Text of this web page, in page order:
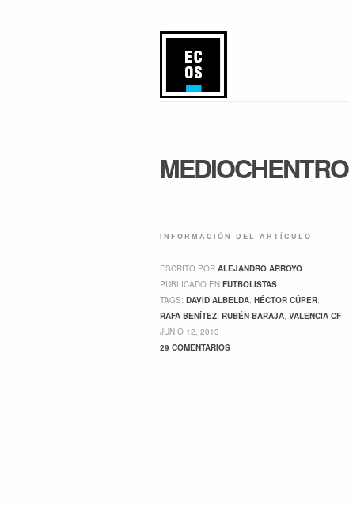
MEDIOCHENTRO
INFORMACIÓN DEL ARTÍCULO
ESCRITO POR ALEJANDRO ARROYO
PUBLICADO EN FUTBOLISTAS
TAGS: DAVID ALBELDA, HÉCTOR CÚPER,
RAFA BENÍTEZ, RUBÉN BARAJA, VALENCIA CF
JUNIO 12, 2013
29 COMENTARIOS